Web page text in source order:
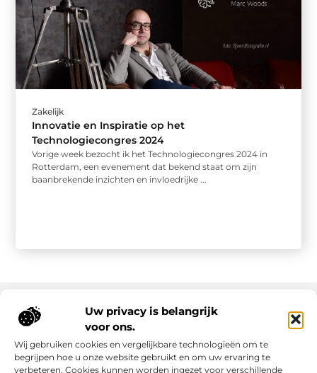
Uw privacy is belangrijk
voor ons.
Wij gebruiken cookies en vergelijkbare technologieën om te
begrijpen hoe u onze website gebruikt en om uw ervaring te
verbeteren. Cookies kunnen worden ingezet voor verschillende
Zakelijk
Innovatie en Inspiratie op het
Technologiecongres 2024
Vorige week bezocht ik het Technologiecongres 2024 in
Rotterdam, een evenement dat bekend staat om zijn
baanbrekende inzichten en invloedrijke ...
Onze informatie